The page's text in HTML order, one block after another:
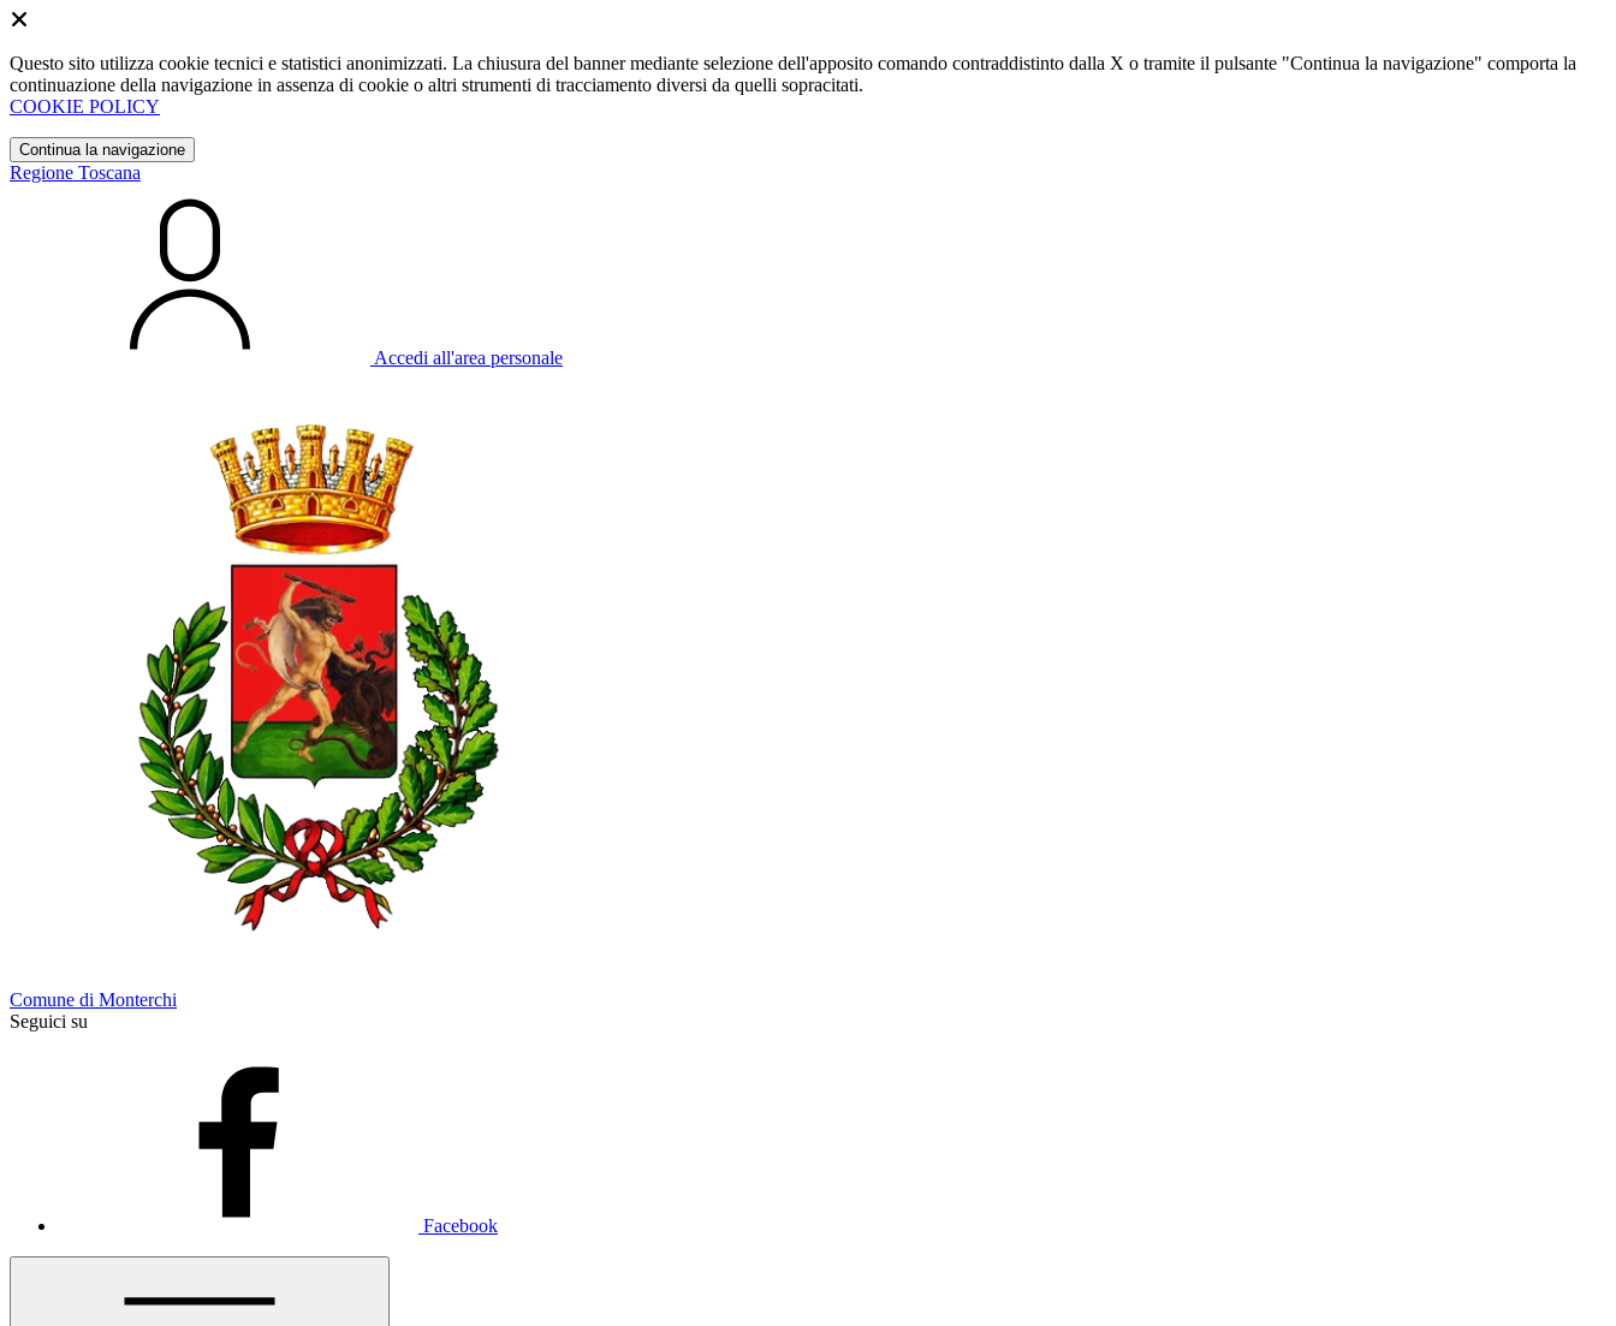
Questo sito utilizza cookie tecnici e statistici anonimizzati. La chiusura del banner mediante selezione dell'apposito comando contraddistinto dalla X o tramite il pulsante "Continua la navigazione" comporta la
continuazione della navigazione in assenza di cookie o altri strumenti di tracciamento diversi da quelli sopracitati.
COOKIE POLICY
Continua la navigazione
Regione Toscana
Accedi all'area personale
Comune di Monterchi
Seguici su
Facebook